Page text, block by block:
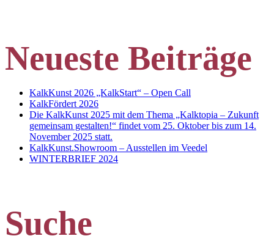
Neueste Beiträge
KalkKunst 2026 „KalkStart“ – Open Call
KalkFördert 2026
Die KalkKunst 2025 mit dem Thema „Kalktopia – Zukunft
gemeinsam gestalten!“ findet vom 25. Oktober bis zum 14.
November 2025 statt.
KalkKunst.Showroom – Ausstellen im Veedel
WINTERBRIEF 2024
Suche